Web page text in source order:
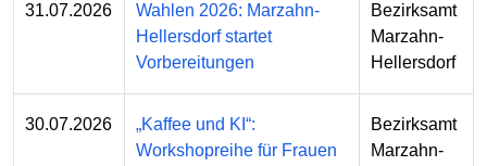
31.07.2026
Wahlen 2026: Marzahn-
Hellersdorf startet
Vorbereitungen
Bezirksamt
Marzahn-
Hellersdorf
30.07.2026
„Kaffee und KI“:
Workshopreihe für Frauen
Bezirksamt
Marzahn-